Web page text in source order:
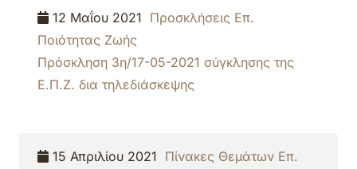
12 Μαΐου 2021 Προσκλήσεις Επ.
Ποιότητας Ζωής
Πρόσκληση 3η/17-05-2021 σύγκλησης της
Ε.Π.Ζ. δια τηλεδιάσκεψης
15 Απριλίου 2021 Πίνακες Θεμάτων Επ.